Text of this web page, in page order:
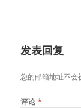
发表回复
您的邮箱地址不会
评论 *